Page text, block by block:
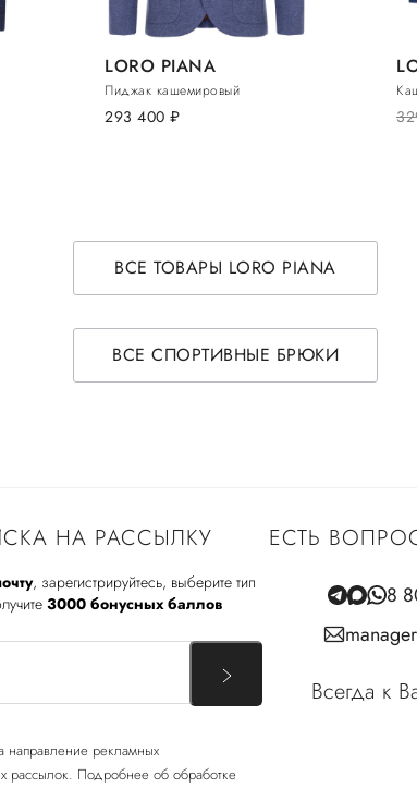
LORO PIANA
Пиджак кашемировый
293 400 руб.
ВСЕ ТОВАРЫ LORO PIANA
ВСЕ СПОРТИВНЫЕ БРЮКИ
НА РАССЫЛКУ
, зарегистрируйтесь, выберите тип
3000 бонусных баллов
направление рекламных
рассылок. Подробнее об обработке
ЕСТЬ
8
Всегда к